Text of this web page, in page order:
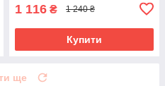
1 116 ₴ 1 240 ₴
Купити
ще